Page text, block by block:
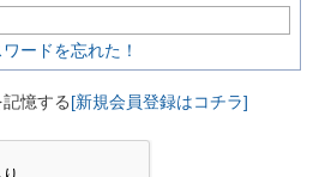
ードを忘れた！
憶する[新規会員登録はコチラ]